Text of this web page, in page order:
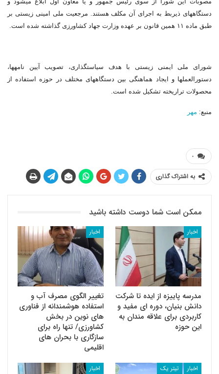
دستگاه‎های ذیربط به اجرای آن مکلف هستند. مرجعیت ملی امینی زیستی بر
طبق ماده ۱۱ همین قانون بر عهده وزارت جهاد کشاورزی گذاشته شده است.
شورای ملی ایمنی زیستی با هدف سیاستگذاری، تصویب آیین نامه‎ها،
دستورالعمل‎ها و ایجاد هماهنگی بین دستگاه‎های مختلف در حوزه استفاده از
محصولات تراریخته تشکیل شده است.
منبع: مهر
۰
به اشتراک گذاری
ممکن است شما دوست داشته باشید
اخبار
مدرسه پاییزه از ایده تا شرکت
دانش بنیان، دوره ای مفید و
کاربردی برای علاقه مندان به
این حوزه
اخبار
تغییر الگوی مصرف آب و
استفاده هوشمندانه از فناوری
های نوین در بخش
کشاورزی/ تنها راه برای
سازگاری با بحران های
اقلیمی
اخبار تیتر یک اخبار